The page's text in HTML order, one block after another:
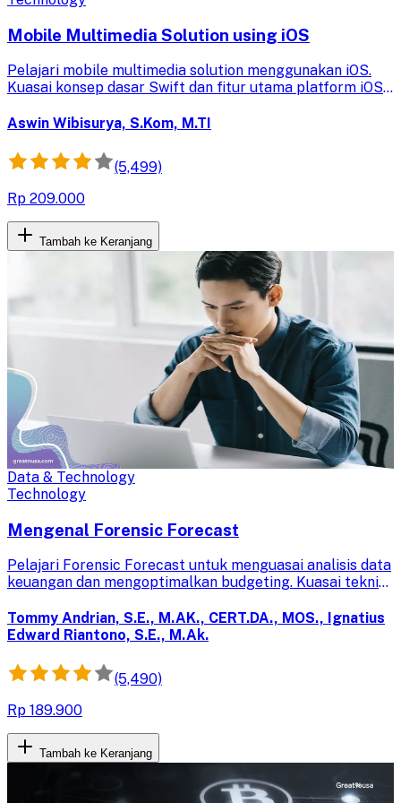
Mobile Multimedia Solution using iOS
Pelajari mobile multimedia solution menggunakan iOS.
Kuasai konsep dasar Swift dan fitur utama platform iOS
Aswin Wibisurya, S.Kom, M.TI
(5,499)
Rp 209.000
Tambah ke Keranjang
Data & Technology
Technology
Mengenal Forensic Forecast
Pelajari Forensic Forecast untuk menguasai analisis data
keuangan dan mengoptimalkan budgeting. Kuasai teknik
investigasi bisnis untuk pengambilan keputusan yang
lebih baik.
Tommy Andrian, S.E., M.AK., CERT.DA., MOS., Ignatius
Edward Riantono, S.E., M.Ak.
(5,490)
Rp 189.900
Tambah ke Keranjang